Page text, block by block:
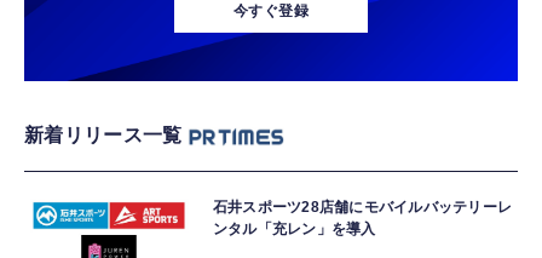
今すぐ登録
新着リリース一覧
石井スポーツ28店舗にモバイルバッテリーレ
ンタル「充レン」を導入